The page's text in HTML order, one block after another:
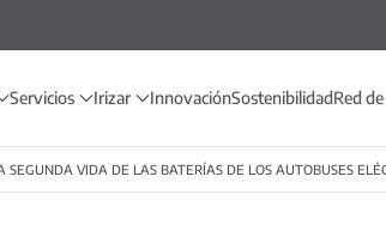
Servicios Irizar InnovaciónSostenibilidadRed
SEGUNDA VIDA DE LAS BATERÍAS DE LOS AUTOBUSES